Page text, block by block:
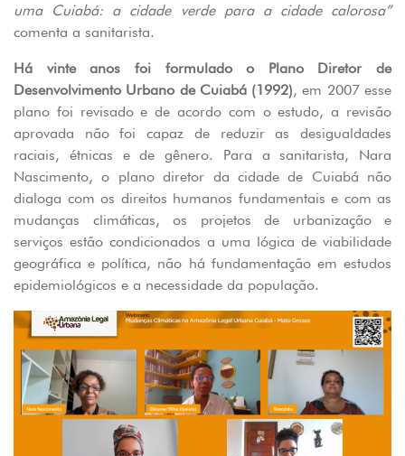
uma Cuiabá: a cidade verde para a cidade calorosa”
comenta a sanitarista.
Há vinte anos foi formulado o Plano Diretor de
Desenvolvimento Urbano de Cuiabá (1992), em 2007 esse
plano foi revisado e de acordo com o estudo, a revisão
aprovada não foi capaz de reduzir as desigualdades
raciais, étnicas e de gênero. Para a sanitarista, Nara
Nascimento, o plano diretor da cidade de Cuiabá não
dialoga com os direitos humanos fundamentais e com as
mudanças climáticas, os projetos de urbanização e
serviços estão condicionados a uma lógica de viabilidade
geográfica e política, não há fundamentação em estudos
epidemiológicos e a necessidade da população.